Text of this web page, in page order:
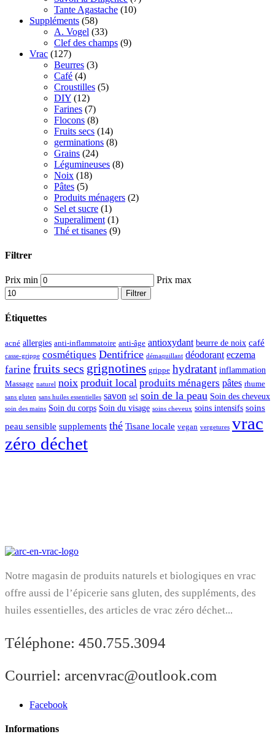
Tante Agastache (10)
Suppléments (58)
A. Vogel (33)
Clef des champs (9)
Vrac (127)
Beurres (3)
Café (4)
Croustilles (5)
DIY (12)
Farines (7)
Flocons (8)
Fruits secs (14)
germinations (8)
Grains (24)
Légumineuses (8)
Noix (18)
Pâtes (5)
Produits ménagers (2)
Sel et sucre (1)
Superaliment (1)
Thé et tisanes (9)
Filtrer
Prix min Prix max
Filtrer
Étiquettes
acné allergies anti-inflammatoire anti-âge antioxydant beurre de noix café
casse-grippe cosmétiques Dentifrice démaquillant déodorant eczema
farine fruits secs grignotines grippe hydratant inflammation
Massage naturel noix produit local produits ménagers pâtes rhume
sans gluten sans huiles essentielles savon sel soin de la peau Soin des cheveux
soin des mains Soin du corps Soin du visage soins cheveux soins intensifs soins
peau sensible supplements thé Tisane locale vegan vergetures vrac
zéro déchet
Notre magasin de produits naturels et biologiques en vrac
offre aussi de l’épicerie sans gluten, des suppléments, des
huiles essentielles, des articles de vrac zéro déchet...
Téléphone: 450.755.3094
Courriel: arcenvrac@outlook.com
Facebook
Informations